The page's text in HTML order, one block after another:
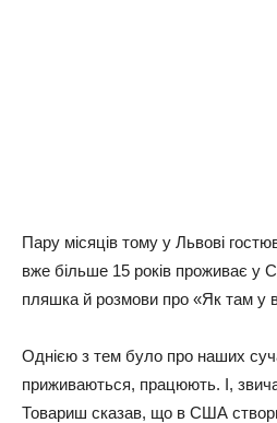
Пару місяців тому у Львові
вже більше 15 років проживає у
пляшка й розмови про «Як там у
Однією з тем було про наших
приживаються, працюють. І,
Товариш сказав, що в США